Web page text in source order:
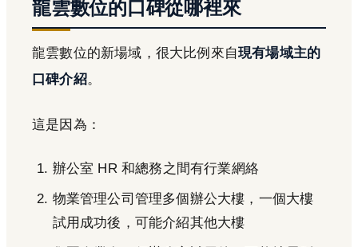
龍雲數位的口碑從哪裡來
龍雲數位的新場域，很大比例來自現有場域主的
口碑介紹。
這是因為：
辦公室 HR 和總務之間有行業網絡
物業管理公司管理多個辦公大樓，一個大樓
試用成功後，可能介紹其他大樓